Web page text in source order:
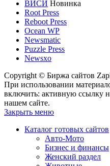
ВИСИ Новинка
Root Press
Reboot Press
Ocean WP
Newsmatic
Puzzle Press
Newsxo
Copyright © Биржа сайтов
При использовании
включить: активную ссылку
нашем сайте.
Закрыть меню
Каталог готовых сайтов
Авто-Мото
Бизнес и финансы
Женский раздел